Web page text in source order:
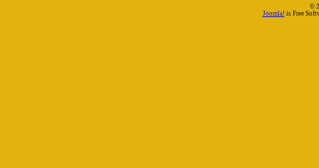
©
Joomla! is Free